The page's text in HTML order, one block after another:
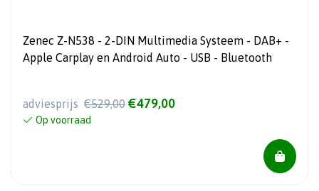
Zenec Z-N538 - 2-DIN Multimedia Systeem - DAB+ -
Apple Carplay en Android Auto - USB - Bluetooth
adviesprijs €529,00 €479,00
Op voorraad